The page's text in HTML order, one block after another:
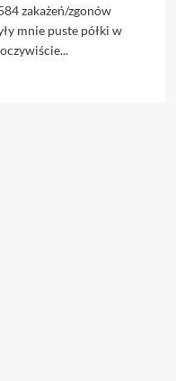
zakażeń/zgonów
mnie puste półki w